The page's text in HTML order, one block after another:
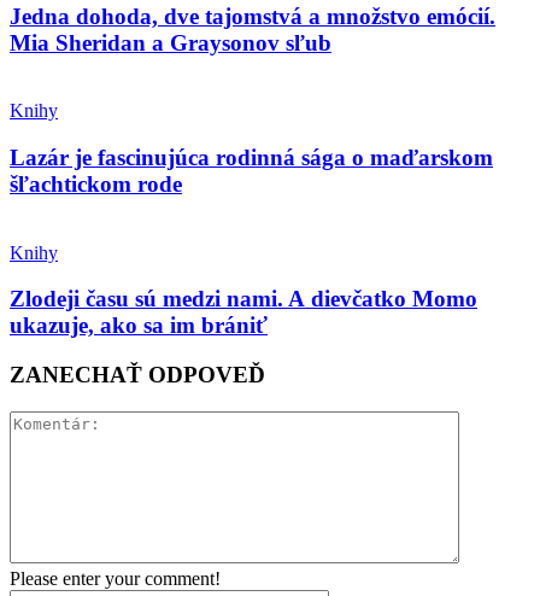
Jedna dohoda, dve tajomstvá a množstvo emócií.
Mia Sheridan a Graysonov sľub
Knihy
Lazár je fascinujúca rodinná sága o maďarskom
šľachtickom rode
Knihy
Zlodeji času sú medzi nami. A dievčatko Momo
ukazuje, ako sa im brániť
ZANECHAŤ ODPOVEĎ
Please enter your comment!